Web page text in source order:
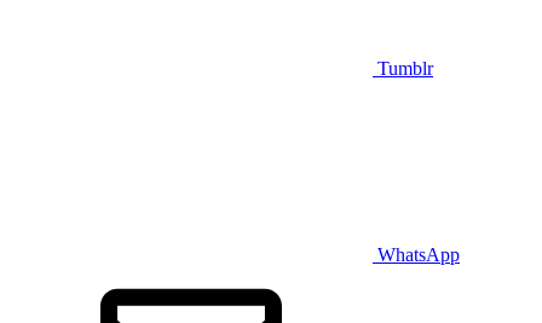
Tumblr
WhatsApp